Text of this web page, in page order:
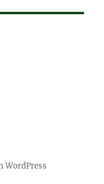
WordPress